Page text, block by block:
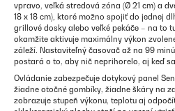
vpravo, veľká stredová zóna (Ø 21 cm) a
18 x 18 cm), ktoré možno spojiť do jednej
grillové dosky alebo veľké pekáče – na to
okamžite aktivuje maximálny výkon
záleží. Nastaviteľný časovač až na 99
postará o to, aby nič neprihorelo, aj keď
Ovládanie zabezpečuje dotykový panel
žiadne otočné gombíky, žiadne škáry na
zobrazuje stupeň výkonu, teplotu aj